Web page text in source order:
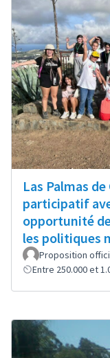
Las Palmas
participatif
opportunité
les politiques
Proposition
Entre 250.000 et